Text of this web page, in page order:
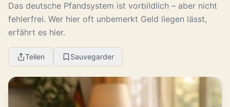
Das deutsche Pfandsystem ist vorbildlich – aber nicht
fehlerfrei. Wer hier oft unbemerkt Geld liegen lässt,
erfährt es hier.
Teilen Sauvegarder